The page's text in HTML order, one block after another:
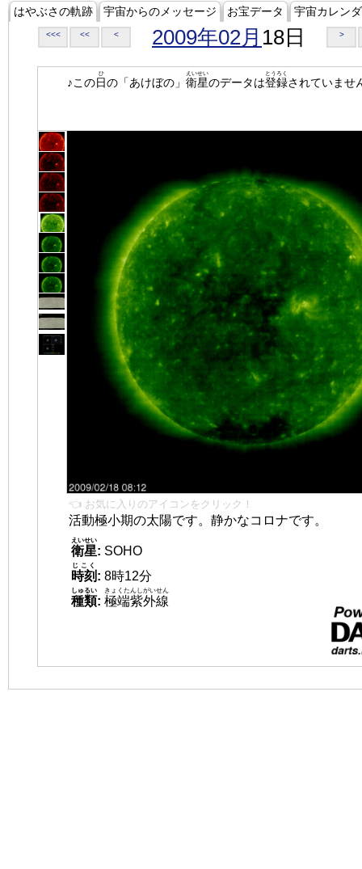
はやぶさの軌跡 宇宙からのメッセージ お宝データ 宇宙カレン
<<< << < 2009年02月 18日 >
♪この日
ひ
の「あけぼの」 衛星
えいせい
のデータは登録
とうろく
されていませ
👈 お気に入りのアイコンをクリック！
活動極小期の太陽です。静かなコロナです。
衛星
えいせい
: SOHO
時刻
じこく
: 8時12分
種類
しゅるい
: 極端紫外線
きょくたんしがいせん